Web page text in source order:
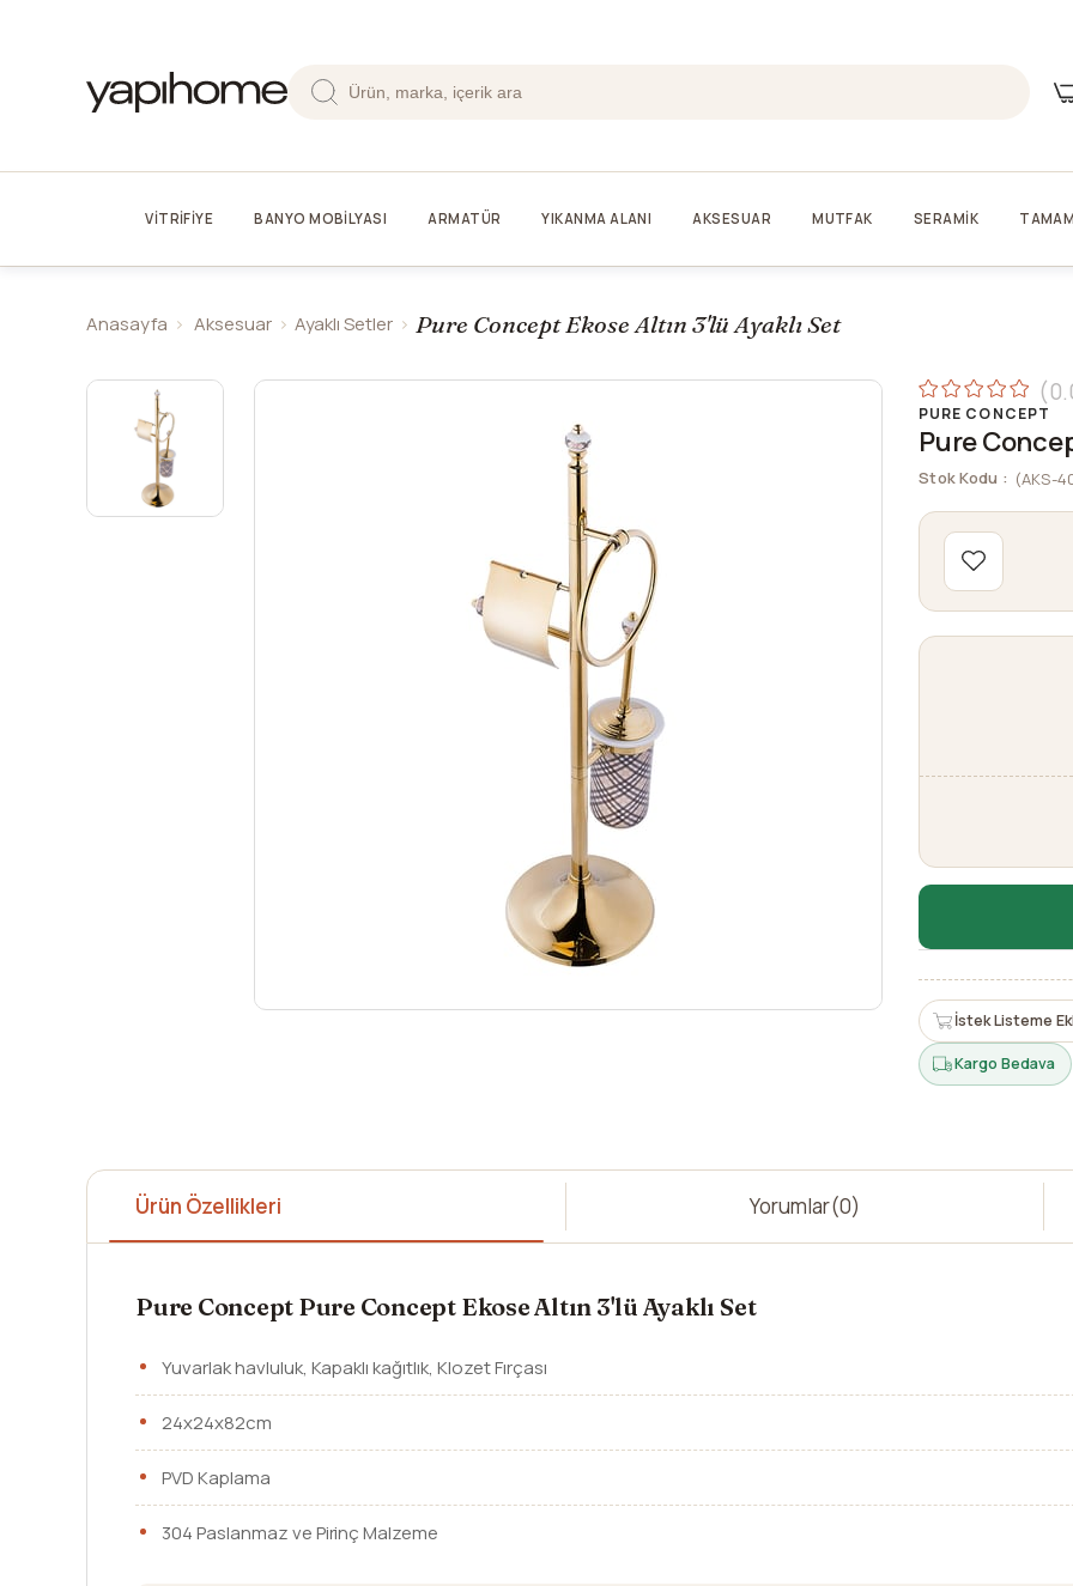
VİTRİFİYE BANYO MOBİLYASI ARMATÜR YIKANMA ALANI AKSESUAR MUTFAK SERAMİK
Anasayfa Aksesuar Ayaklı Setler Pure Concept Ekose Altın 3'lü Ayaklı Set
PURE CONCEPT
Pure
Stok Kodu (AKS-
İstek Listeme
Kargo Bedava
Ürün Özellikleri Yorumlar(0)
Pure Concept Pure Concept Ekose Altın 3'lü Ayaklı Set
Yuvarlak havluluk, Kapaklı kağıtlık, Klozet Fırçası
24x24x82cm
PVD Kaplama
304 Paslanmaz ve Pirinç Malzeme